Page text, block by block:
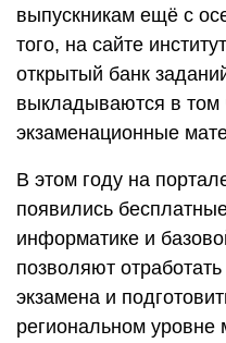
выпускникам ещё с
того, на сайте
открытый банк
выкладываются в том
экзаменационные
В этом году на
появились
информатике и
позволяют
экзамена и
региональном уровне